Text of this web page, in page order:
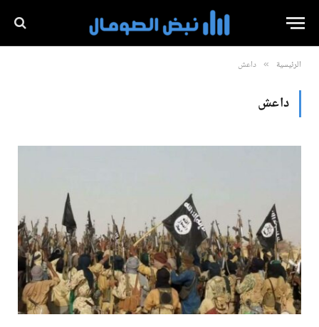
الرئيسية » داعش
داعش